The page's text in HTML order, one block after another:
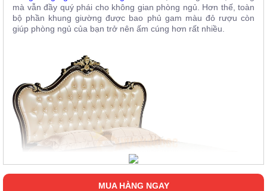
mà vẫn đầy quý phái cho không gian phòng ngủ. Hơn thế, toàn
bộ phần khung giường được bao phủ gam màu đỏ rượu còn
giúp phòng ngủ của bạn trở nên ấm cúng hơn rất nhiều.
MUA HÀNG NGAY